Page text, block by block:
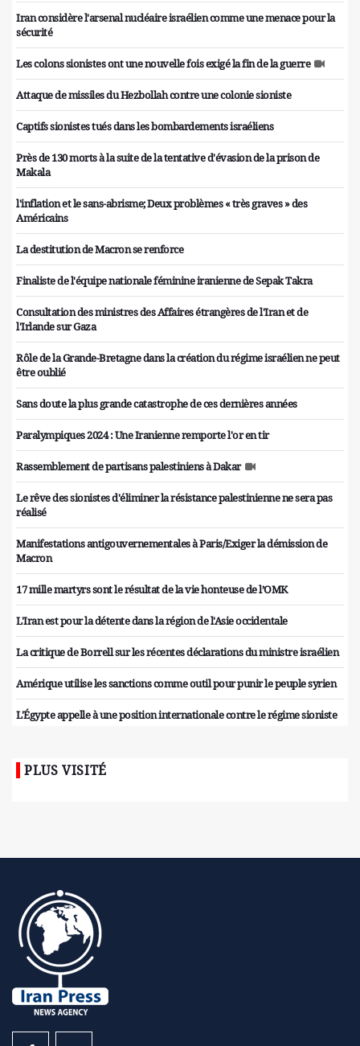
Iran considère l'arsenal nucléaire israélien comme une menace pour la
sécurité
Les colons sionistes ont une nouvelle fois exigé la fin de la guerre
Attaque de missiles du Hezbollah contre une colonie sioniste
Captifs sionistes tués dans les bombardements israéliens
Près de 130 morts à la suite de la tentative d'évasion de la prison de
Makala
l'inflation et le sans-abrisme; Deux problèmes « très graves » des
Américains
La destitution de Macron se renforce
Finaliste de l'équipe nationale féminine iranienne de Sepak Takra
Consultation des ministres des Affaires étrangères de l'Iran et de
l'Irlande sur Gaza
Rôle de la Grande-Bretagne dans la création du régime israélien ne peut
être oublié
Sans doute la plus grande catastrophe de ces dernières années
Paralympiques 2024 : Une Iranienne remporte l'or en tir
Rassemblement de partisans palestiniens à Dakar
Le rêve des sionistes d'éliminer la résistance palestinienne ne sera pas
réalisé
Manifestations antigouvernementales à Paris/Exiger la démission de
Macron
17 mille martyrs sont le résultat de la vie honteuse de l’OMK
L'Iran est pour la détente dans la région de l'Asie occidentale
La critique de Borrell sur les récentes déclarations du ministre israélien
Amérique utilise les sanctions comme outil pour punir le peuple syrien
L'Égypte appelle à une position internationale contre le régime sioniste
PLUS VISITÉ